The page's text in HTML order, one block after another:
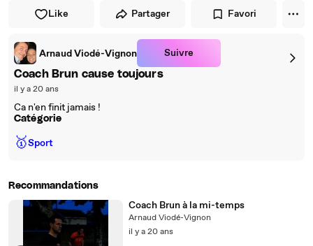
Like Partager Favori
Arnaud Viodé-Vignon Suivre
Coach Brun cause toujours
il y a 20 ans
Ca n'en finit jamais !
Catégorie
🥇Sport
Recommandations
Coach Brun à la mi-temps
Arnaud Viodé-Vignon
il y a 20 ans